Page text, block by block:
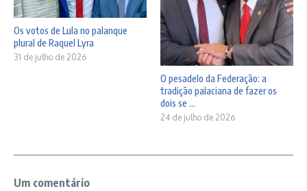
Os votos de Lula no palanque
plural de Raquel Lyra
31 de julho de 2026
O pesadelo da Federação: a
tradição palaciana de fazer os
dois se ...
24 de julho de 2026
Um comentário